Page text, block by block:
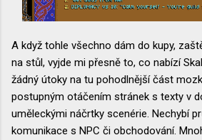
A když tohle všechno dám do kupy,
na stůl, vyjde mi přesně to, co nabízí
žádný útoky na tu pohodlnější část
postupným otáčením stránek s texty v
uměleckými náčrtky scenérie. Nechybí
komunikace s NPC či obchodování.